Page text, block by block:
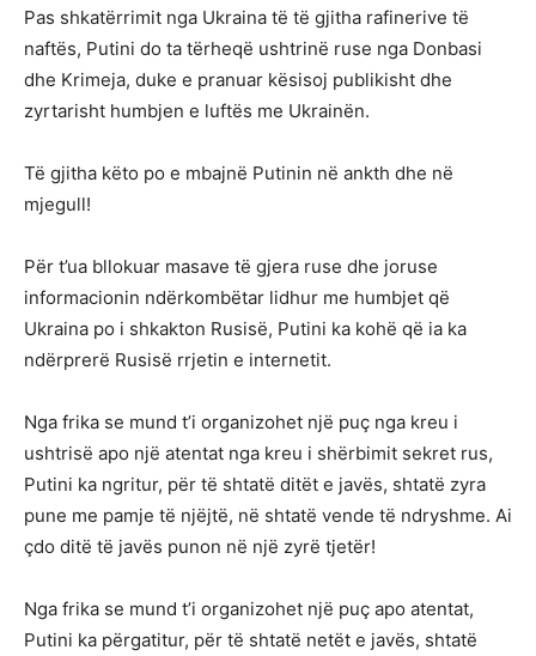
Pas shkatërrimit nga Ukraina të të gjitha rafinerive të
naftës, Putini do ta tërheqë ushtrinë ruse nga Donbasi
dhe Krimeja, duke e pranuar kësisoj publikisht dhe
zyrtarisht humbjen e luftës me Ukrainën.
Të gjitha këto po e mbajnë Putinin në ankth dhe në
mjegull!
Për t’ua bllokuar masave të gjera ruse dhe joruse
informacionin ndërkombëtar lidhur me humbjet që
Ukraina po i shkakton Rusisë, Putini ka kohë që ia ka
ndërprerë Rusisë rrjetin e internetit.
Nga frika se mund t’i organizohet një puç nga kreu i
ushtrisë apo një atentat nga kreu i shërbimit sekret rus,
Putini ka ngritur, për të shtatë ditët e javës, shtatë zyra
pune me pamje të njëjtë, në shtatë vende të ndryshme. Ai
çdo ditë të javës punon në një zyrë tjetër!
Nga frika se mund t’i organizohet një puç apo atentat,
Putini ka përgatitur, për të shtatë netët e javës, shtatë